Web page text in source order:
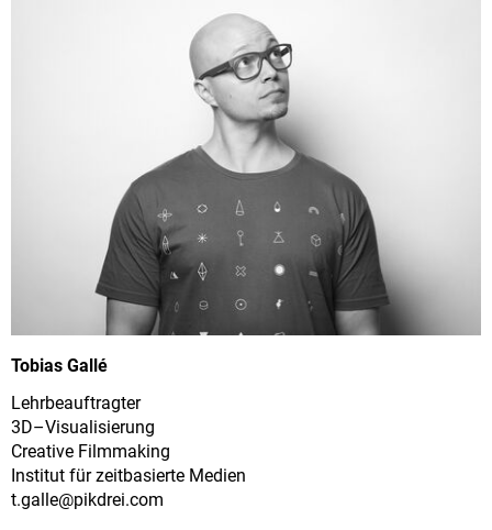
Tobias Gallé
Lehrbeauftragter
3D–Visualisierung
Creative Filmmaking
Institut für zeitbasierte Medien
t.galle@pikdrei.com